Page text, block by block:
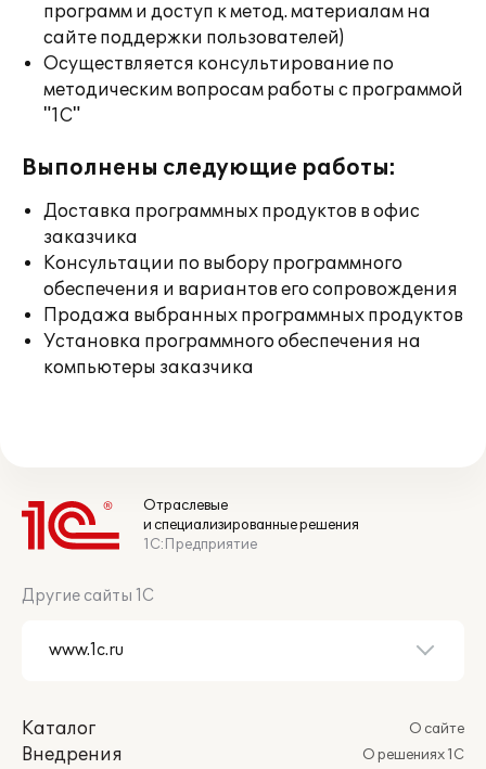
программ и доступ к метод. материалам на
сайте поддержки пользователей)
Осуществляется консультирование по
методическим вопросам работы с программой
"1С"
Выполнены следующие работы:
Доставка программных продуктов в офис
заказчика
Консультации по выбору программного
обеспечения и вариантов его сопровождения
Продажа выбранных программных продуктов
Установка программного обеспечения на
компьютеры заказчика
Отраслевые
и специализированные решения
1С:Предприятие
Другие сайты 1С
Каталог
Внедрения
О сайте
О решениях 1С